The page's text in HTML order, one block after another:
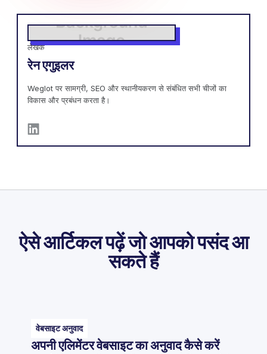
लेखक
रेन एगुइलर
Weglot पर सामग्री, SEO और स्थानीयकरण से संबंधित सभी चीजों का
विकास और प्रबंधन करता है।
ऐसे आर्टिकल पढ़ें जो आपको पसंद आ
सकते हैं
वेबसाइट अनुवाद
अपनी एलिमेंटर वेबसाइट का अनुवाद कैसे करें